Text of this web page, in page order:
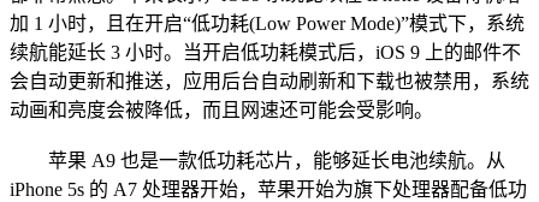
加 1 小时，且在开启“低功耗(Low Power Mode)”模式下，系统
续航能延长 3 小时。当开启低功耗模式后，iOS 9 上的邮件不
会自动更新和推送，应用后台自动刷新和下载也被禁用，系统
动画和亮度会被降低，而且网速还可能会受影响。
苹果 A9 也是一款低功耗芯片，能够延长电池续航。从
iPhone 5s 的 A7 处理器开始，苹果开始为旗下处理器配备低功